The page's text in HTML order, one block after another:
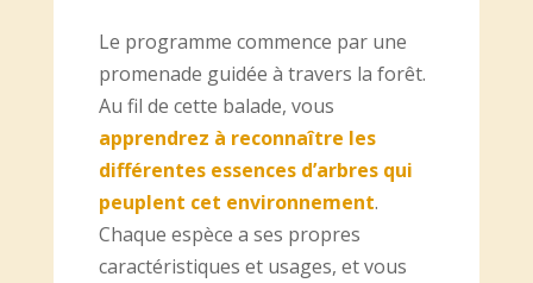
Le programme commence par une
promenade guidée à travers la forêt.
Au fil de cette balade, vous
apprendrez à reconnaître les
différentes essences d’arbres qui
peuplent cet environnement.
Chaque espèce a ses propres
caractéristiques et usages, et vous